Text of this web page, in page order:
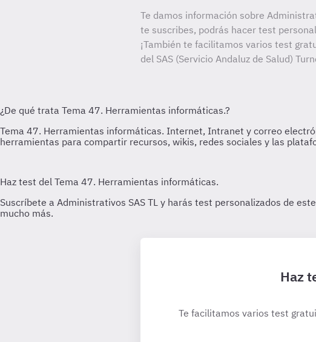
Te damos información sobre
te suscribes, podrás hacer test
¡También te facilitamos varios test
del SAS (Servicio Andaluz de Salud)
Haz
Te facilitamos varios test